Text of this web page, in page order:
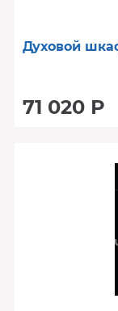
Духовой
71 020 Р